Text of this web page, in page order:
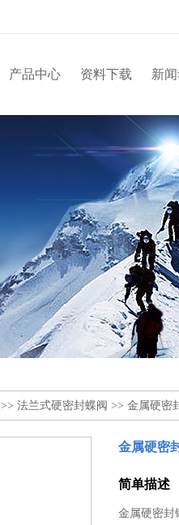
产品中心 资料下载 新
>> 法兰式硬密封蝶阀 >> 金属硬密
金属硬密
简单描述
金属硬密封